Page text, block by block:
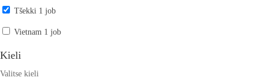
Tšekki 1 job
Vietnam 1 job
Kieli
Valitse kieli